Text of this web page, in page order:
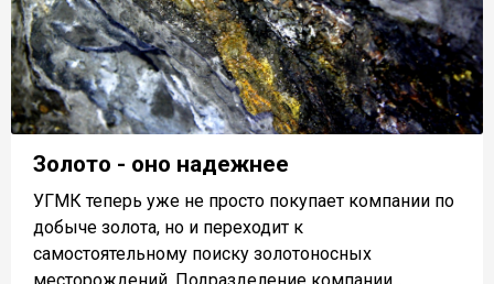
Золото - оно надежнее
УГМК теперь уже не просто покупает компании по
добыче золота, но и переходит к
самостоятельному поиску золотоносных